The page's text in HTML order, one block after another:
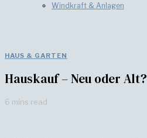
Windkraft & Anlagen
HAUS & GARTEN
Hauskauf – Neu oder Alt?
6 mins read